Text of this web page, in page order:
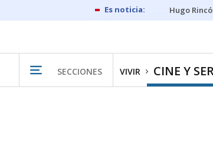
Hugo
SECCIONES VIVIR CINE Y